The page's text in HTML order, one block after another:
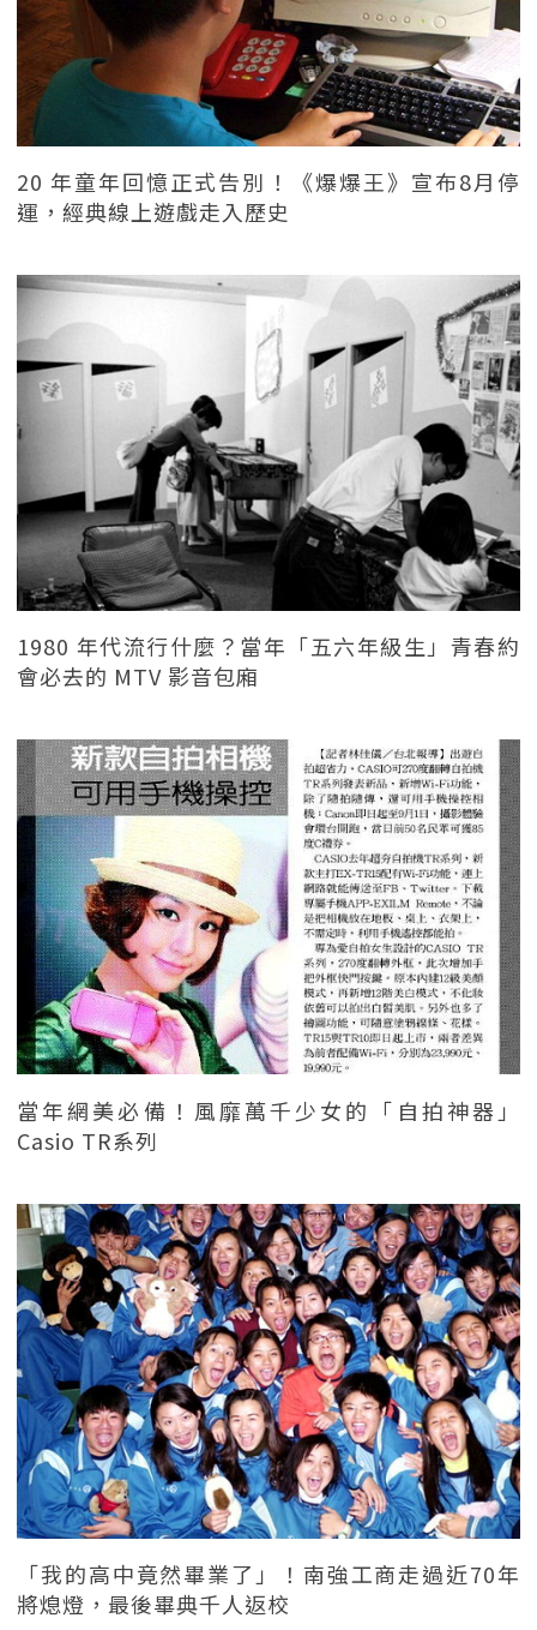
20 年童年回憶正式告別！《爆爆王》宣布8月停
運，經典線上遊戲走入歷史
1980 年代流行什麼？當年「五六年級生」青春約
會必去的 MTV 影音包廂
當年網美必備！風靡萬千少女的「自拍神器」
Casio TR系列
「我的高中竟然畢業了」！南強工商走過近70年
將熄燈，最後畢典千人返校